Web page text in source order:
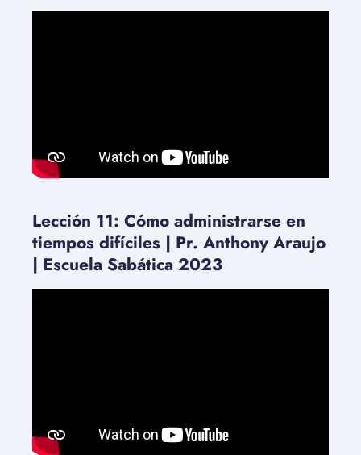
Lección 11: Cómo administrarse en
tiempos difíciles | Pr. Anthony Araujo
| Escuela Sabática 2023